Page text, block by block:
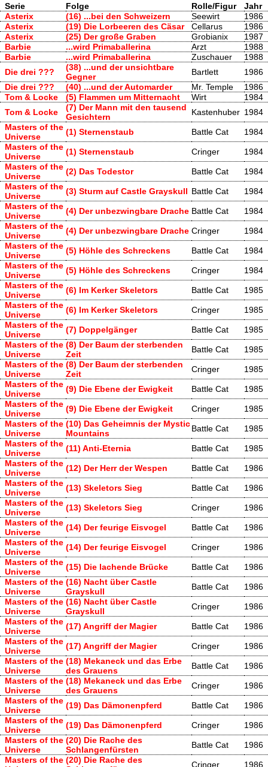
Serie Folge Rolle/Figur
Jahr
Asterix
(16) ...bei den Schweizern Seewirt
1986
Asterix
(19) Die Lorbeeren des Cäsar Cellarus
1986
Asterix
(25) Der große Graben Grobianix
1987
Barbie
...wird Primaballerina Arzt
1988
Barbie
...wird Primaballerina Zuschauer
1988
Die drei ???
(38) ...und der unsichtbare
Gegner
Bartlett
1986
Die drei ???
(40) ...und der Automarder Mr. Temple
1986
Tom & Locke
(5) Flammen um Mitternacht Wirt
1984
Tom & Locke
(7) Der Mann mit den tausend
Gesichtern
Kastenhuber 1984
Masters of the
Universe
(1) Sternenstaub Battle Cat
1984
Masters of the
Universe
(1) Sternenstaub Cringer
1984
Masters of the
Universe
(2) Das Todestor Battle Cat
1984
Masters of the
Universe
(3) Sturm auf Castle Grayskull Battle Cat
1984
Masters of the
Universe
(4) Der unbezwingbare Drache Battle Cat
1984
Masters of the
Universe
(4) Der unbezwingbare Drache Cringer
1984
Masters of the
Universe
(5) Höhle des Schreckens Battle Cat
1984
Masters of the
Universe
(5) Höhle des Schreckens Cringer
1984
Masters of the
Universe
(6) Im Kerker Skeletors Battle Cat
1985
Masters of the
Universe
(6) Im Kerker Skeletors Cringer
1985
Masters of the
Universe
(7) Doppelgänger Battle Cat
1985
Masters of the
Universe
(8) Der Baum der sterbenden
Zeit
Battle Cat
1985
Masters of the
Universe
(8) Der Baum der sterbenden
Zeit
Cringer
1985
Masters of the
Universe
(9) Die Ebene der Ewigkeit Battle Cat
1985
Masters of the
Universe
(9) Die Ebene der Ewigkeit Cringer
1985
Masters of the
Universe
(10) Das Geheimnis der Mystic
Mountains
Battle Cat
1985
Masters of the
Universe
(11) Anti-Eternia Battle Cat
1985
Masters of the
Universe
(12) Der Herr der Wespen Battle Cat
1986
Masters of the
Universe
(13) Skeletors Sieg Battle Cat
1986
Masters of the
Universe
(13) Skeletors Sieg Cringer
1986
Masters of the
Universe
(14) Der feurige Eisvogel Battle Cat
1986
Masters of the
Universe
(14) Der feurige Eisvogel Cringer
1986
Masters of the
Universe
(15) Die lachende Brücke Battle Cat
1986
Masters of the
Universe
(16) Nacht über Castle
Grayskull
Battle Cat
1986
Masters of the
Universe
(16) Nacht über Castle
Grayskull
Cringer
1986
Masters of the
Universe
(17) Angriff der Magier Battle Cat
1986
Masters of the
Universe
(17) Angriff der Magier Cringer
1986
Masters of the
Universe
(18) Mekaneck und das Erbe
des Grauens
Battle Cat
1986
Masters of the
Universe
(18) Mekaneck und das Erbe
des Grauens
Cringer
1986
Masters of the
Universe
(19) Das Dämonenpferd Battle Cat
1986
Masters of the
Universe
(19) Das Dämonenpferd Cringer
1986
Masters of the
Universe
(20) Die Rache des
Schlangenfürsten
Battle Cat
1986
Masters of the (20) Die Rache des
Cringer
1986